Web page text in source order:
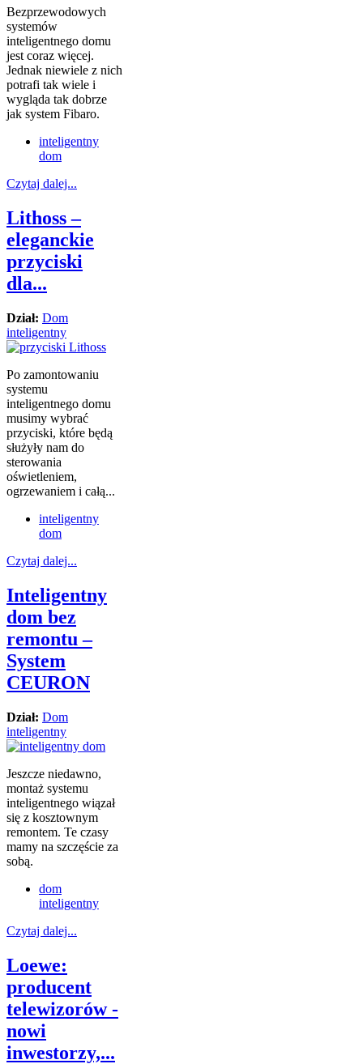
Bezprzewodowych
systemów
inteligentnego domu
jest coraz więcej.
Jednak niewiele z nich
potrafi tak wiele i
wygląda tak dobrze
jak system Fibaro.
inteligentny
dom
Czytaj dalej...
Lithoss –
eleganckie
przyciski
dla...
Dział: Dom
inteligentny
Po zamontowaniu
systemu
inteligentnego domu
musimy wybrać
przyciski, które będą
służyły nam do
sterowania
oświetleniem,
ogrzewaniem i całą...
inteligentny
dom
Czytaj dalej...
Inteligentny
dom bez
remontu –
System
CEURON
Dział: Dom
inteligentny
Jeszcze niedawno,
montaż systemu
inteligentnego wiązał
się z kosztownym
remontem. Te czasy
mamy na szczęście za
sobą.
dom
inteligentny
Czytaj dalej...
Loewe:
producent
telewizorów -
nowi
inwestorzy,...